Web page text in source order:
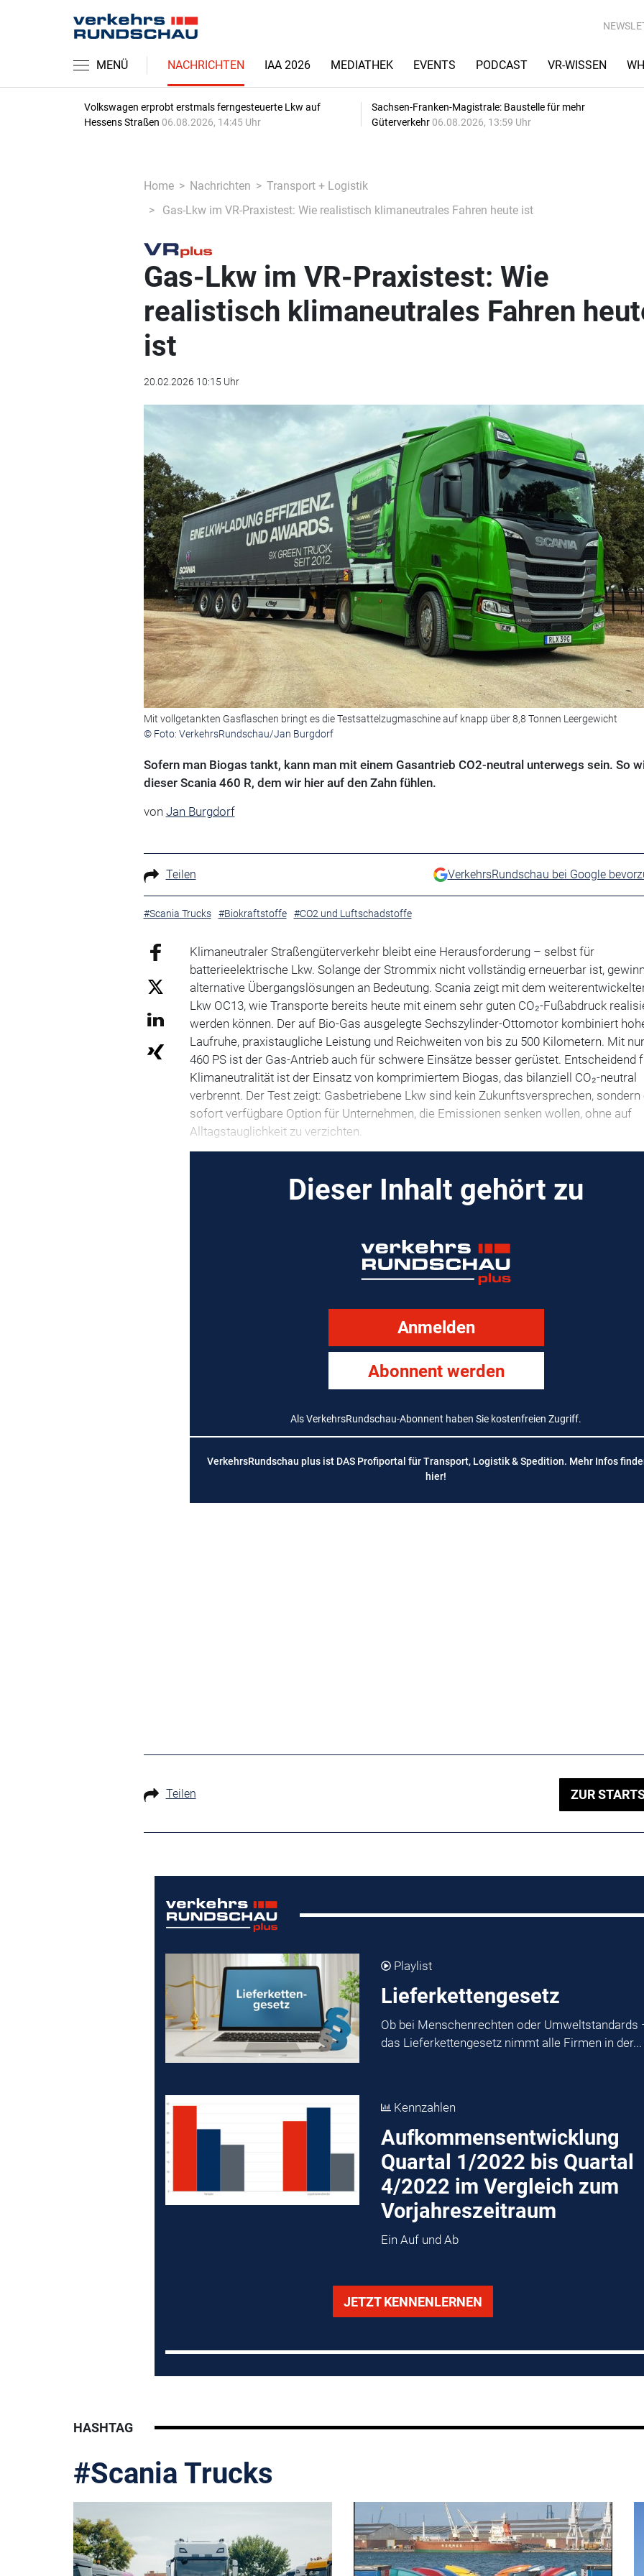
MENÜ NACHRICHTEN IAA 2026 MEDIATHEK EVENTS PODCAST VR-WISSEN
Volkswagen erprobt erstmals ferngesteuerte Lkw auf
Hessens Straßen 06.08.2026, 14:45 Uhr
Sachsen-Franken-Magistrale: Baustelle für mehr
Güterverkehr 06.08.2026, 13:59 Uhr
Home Nachrichten
Transport + Logistik
Gas-Lkw im VR-Praxistest: Wie realistisch klimaneutrales Fahren heute ist
Gas-Lkw im VR-Praxistest: Wie
realistisch klimaneutrales Fahren
ist
20.02.2026 10:15 Uhr
Mit vollgetankten Gasflaschen bringt es die Testsattelzugmaschine auf knapp über 8,8 Tonnen Leergewicht
© Foto: VerkehrsRundschau/Jan Burgdorf
Sofern man Biogas tankt, kann man mit einem Gas­antrieb CO2-neutral unterwegs sein. So
dieser Scania 460 R, dem wir hier auf den Zahn fühlen.
von Jan Burgdorf
Teilen VerkehrsRundschau bei Google
#Scania Trucks #Biokraftstoffe #CO2 und Luftschadstoffe
Klimaneutraler Straßengüterverkehr bleibt eine Herausforderung – selbst für
batterieelektrische Lkw. Solange der Strommix nicht vollständig erneuerbar ist,
alternative Übergangslösungen an Bedeutung. Scania zeigt mit dem
Lkw OC13, wie Transporte bereits heute mit einem sehr guten CO₂-Fußabdruck
werden können. Der auf Bio-Gas ausgelegte Sechszylinder-Ottomotor kombiniert
Laufruhe, praxistaugliche Leistung und Reichweiten von bis zu 500 Kilometern. Mit
460 PS ist der Gas-Antrieb auch für schwere Einsätze besser gerüstet. Entscheidend
Klimaneutralität ist der Einsatz von komprimiertem Biogas, das bilanziell CO₂-neutral
verbrennt. Der Test zeigt: Gasbetriebene Lkw sind kein Zukunftsversprechen, sondern
sofort verfügbare Option für Unternehmen, die Emissionen senken wollen, ohne auf
Alltagstauglichkeit zu verzichten.
Dieser Inhalt gehört zu
Anmelden
Abonnent werden
Als VerkehrsRundschau-Abonnent haben Sie kostenfreien Zugriff.
VerkehrsRundschau plus ist DAS Profiportal für Transport, Logistik & Spedition. Mehr Infos
hier!
Teilen ZUR
Playlist
Lieferkettengesetz
Ob bei Menschenrechten oder Umweltstandards
das Lieferkettengesetz nimmt alle Firmen in der...
Kennzahlen
Aufkommensentwicklung
Quartal 1/2022 bis Quartal
4/2022 im Vergleich zum
Vorjahreszeitraum
Ein Auf und Ab
JETZT KENNENLERNEN
HASHTAG
#Scania Trucks